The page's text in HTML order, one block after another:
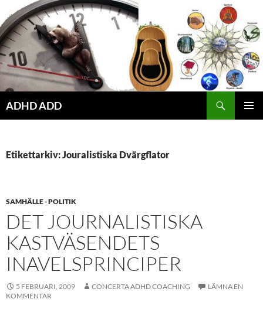
Hoppa
till
innehåll
ADHD ADD
Etikettarkiv: Jouralistiska Dvärgflator
SAMHÄLLE - POLITIK
DET JOURNALISTISKA
KASTVÄSENDETS
INAVELSPRINCIPER
5 FEBRUARI, 2009 CONCERTA ADHD COACHING
LÄMNA EN
KOMMENTAR